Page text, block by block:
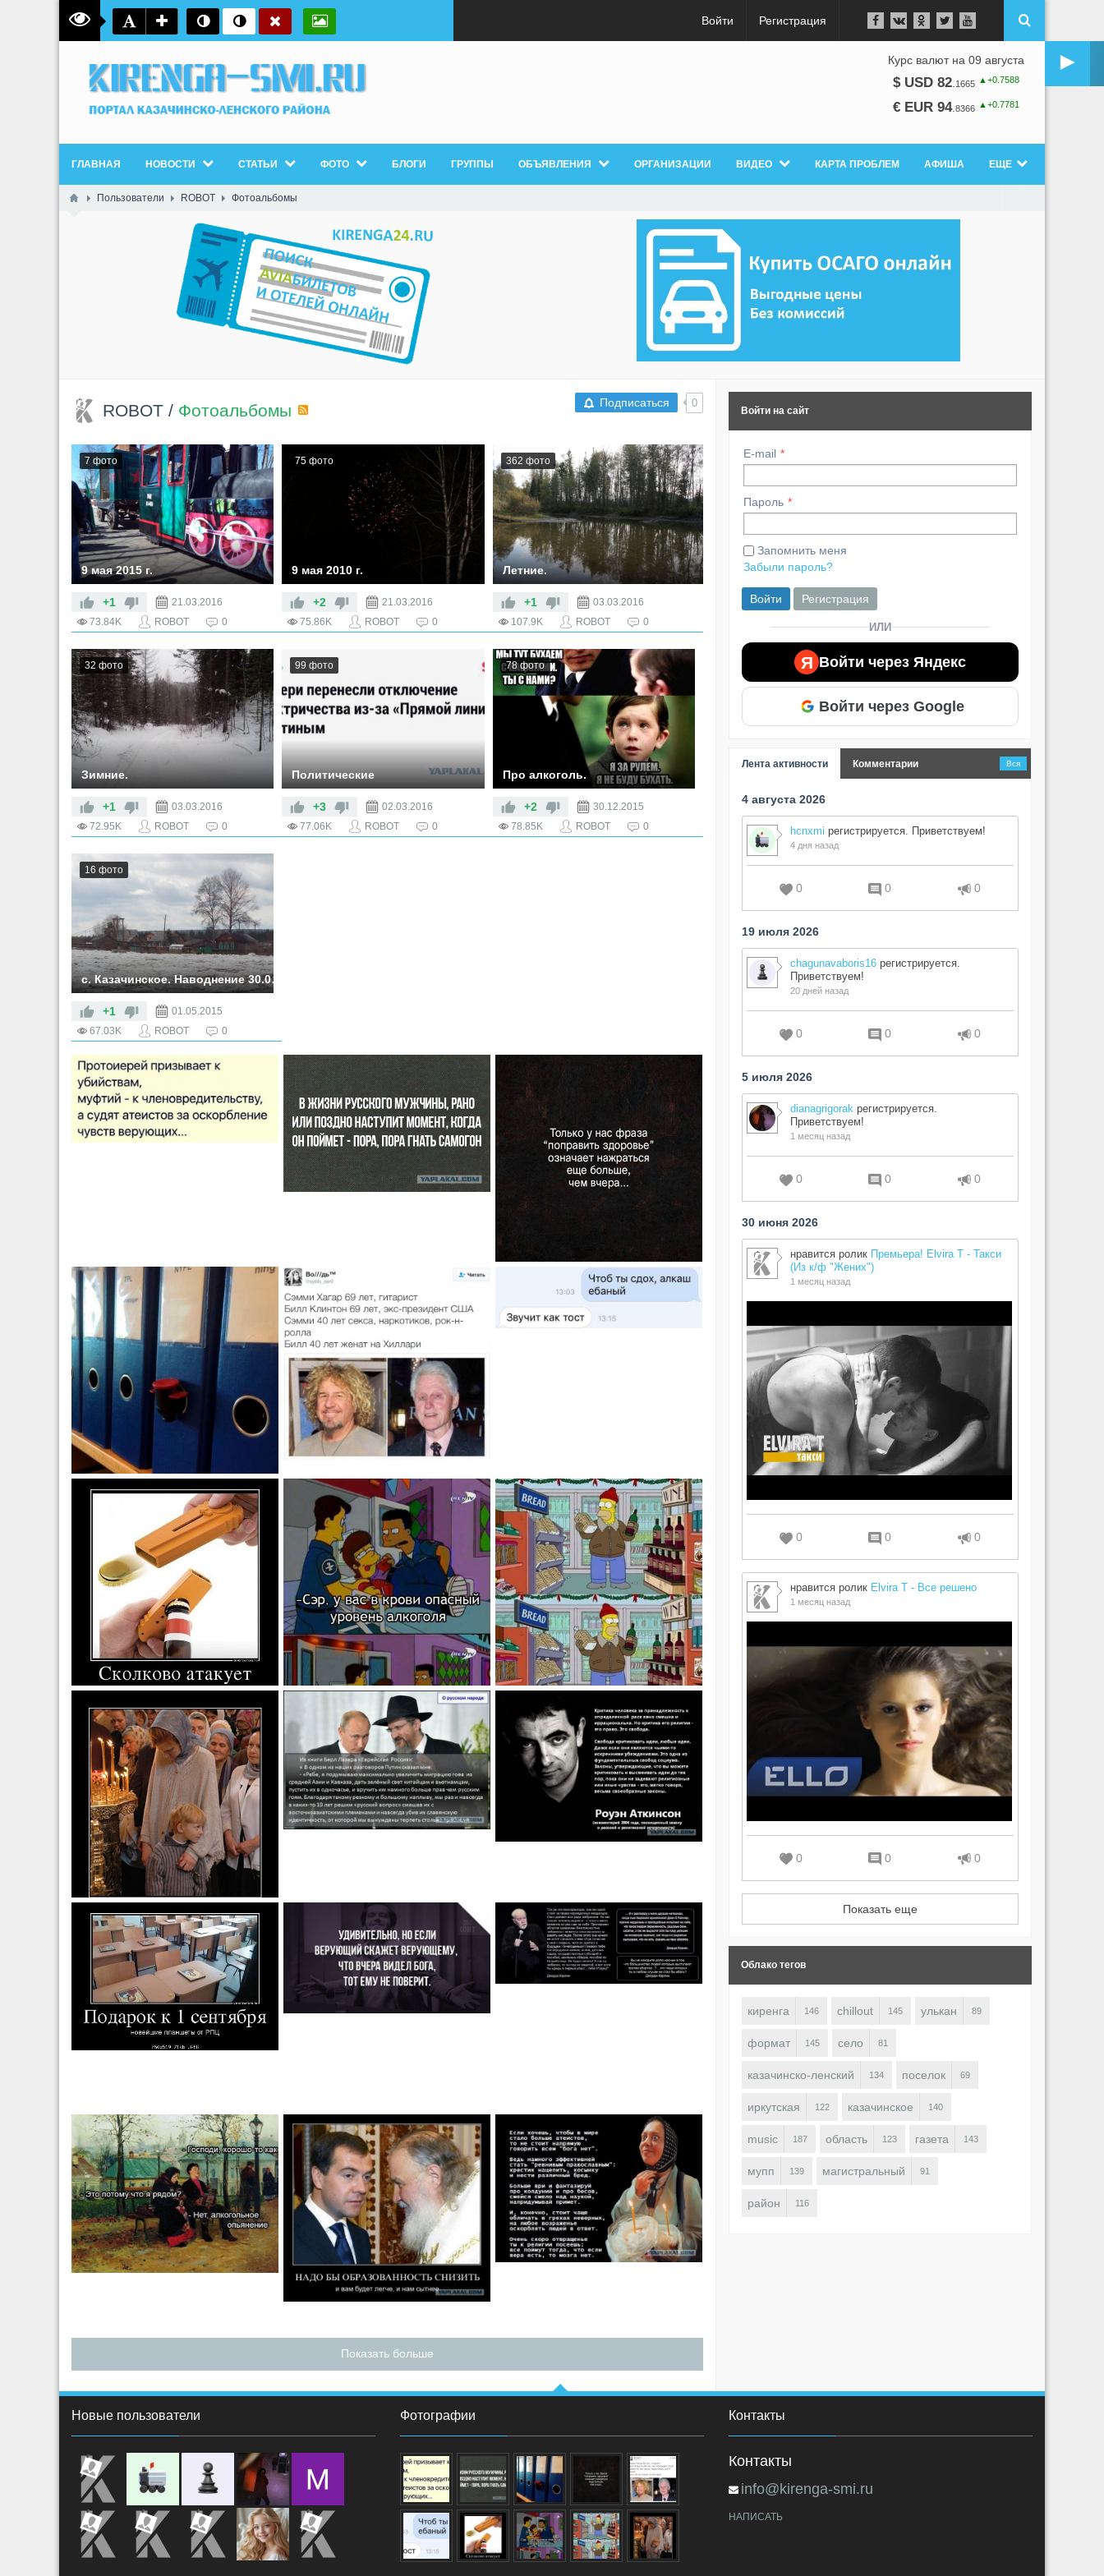
Войти Регистрация
►
Курс валют на 09 августа
$ USD 82 1665 ▲+0.7588
€ EUR 94. 8366 ▲+0.7781
ГЛАВНАЯ НОВОСТИ СТАТЬИ ФОТО БЛОГИ ГРУППЫ ОБЪЯВЛЕНИЯ ОРГАНИЗАЦИИ ВИДЕО КАРТА ПРОБЛЕМ АФИША ЕЩЕ
Пользователи ROBOT Фотоальбомы
Подписаться 0
ROBOT / Фотоальбомы
7 фото
9 мая 2015 г.
+1
21.03.2016
73.84K
ROBOT 0
75 фото
9 мая 2010 г.
+2
21.03.2016
75.86K
ROBOT 0
362 фото
Летние.
+1
03.03.2016
107.9K
ROBOT 0
32 фото
Зимние.
+1
03.03.2016
72.95K
ROBOT 0
99 фото
Политические
+3
02.03.2016
77.06K
ROBOT 0
78 фото
Про алкоголь.
+2
30.12.2015
78.85K
ROBOT 0
16 фото
с. Казачинское. Наводнение 30.04.2015.
30.04.2015.
+1
01.05.2015
67.03K
ROBOT 0
Показать больше
Войти на сайт
E-mail
Пароль
Запомнить меня
Забыли пароль?
Войти Регистрация
ИЛИ
Я Войти через Яндекс
Войти через Google
Лента активности Комментарии Вся
4 августа 2026
hcnxmi регистрируется. Приветствуем!
4 дня назад
0 0 0
19 июля 2026
chagunavaboris16 регистрируется.
Приветствуем!
20 дней назад
0 0 0
5 июля 2026
dianagrigorak регистрируется.
Приветствуем!
1 месяц назад
0 0 0
30 июня 2026
нравится ролик Премьера! Elvira T - Такси
(Из к/ф "Жених")
1 месяц назад
0 0 0
нравится ролик Elvira T - Все решено
1 месяц назад
0 0 0
Показать еще
Облако тегов
киренга 146 chillout 145 улькан 89
формат 145 село 81
казачинско-ленский 134 поселок 69
иркутская 122 казачинское 140
music 187 область 123 газета 143
мупп 139 магистральный 91
район 116
Новые пользователи Фотографии Контакты
Контакты
info@kirenga-smi.ru
НАПИСАТЬ